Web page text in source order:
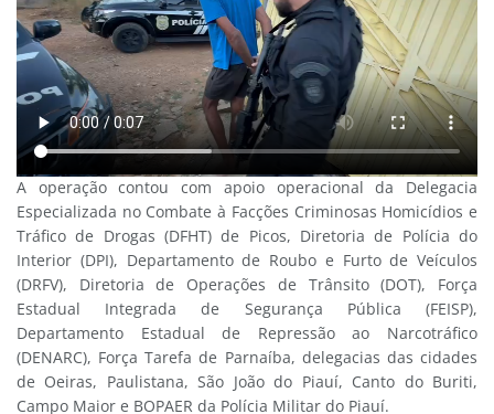
A operação contou com apoio operacional da Delegacia
Especializada no Combate à Facções Criminosas Homicídios e
Tráfico de Drogas (DFHT) de Picos, Diretoria de Polícia do
Interior (DPI), Departamento de Roubo e Furto de Veículos
(DRFV), Diretoria de Operações de Trânsito (DOT), Força
Estadual Integrada de Segurança Pública (FEISP),
Departamento Estadual de Repressão ao Narcotráfico
(DENARC), Força Tarefa de Parnaíba, delegacias das cidades
de Oeiras, Paulistana, São João do Piauí, Canto do Buriti,
Campo Maior e BOPAER da Polícia Militar do Piauí.